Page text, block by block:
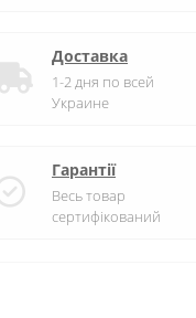
Доставка
1-2 дня по всей
Украине
Гарантії
Весь товар
сертифікований